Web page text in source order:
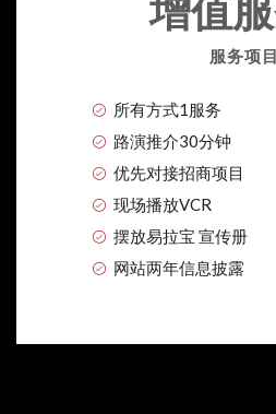
增值
服务项目
所有方式1服务
路演推介30分钟
优先对接招商项目
现场播放VCR
摆放易拉宝 宣传册
网站两年信息披露